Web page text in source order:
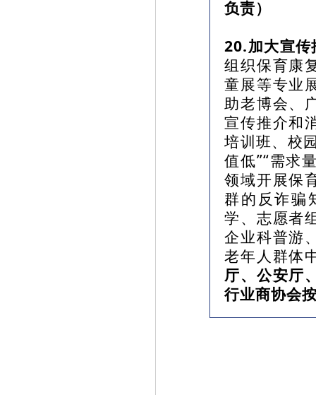
负责）
20.加大宣传
组织保育康
童展等专业
助老博会、
宣传推介和
培训班、校
值低”“需求
领域开展保
群的反诈骗
学、志愿者
企业科普游
老年人群体
厅、公安厅
行业商协会